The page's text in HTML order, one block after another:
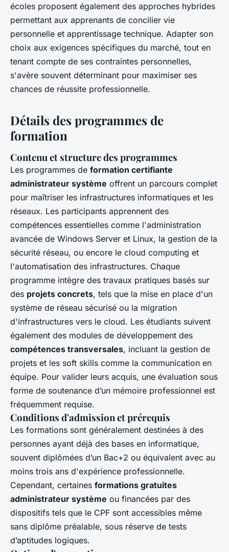
écoles proposent également des approches hybrides
permettant aux apprenants de concilier vie
personnelle et apprentissage technique. Adapter son
choix aux exigences spécifiques du marché, tout en
tenant compte de ses contraintes personnelles,
s'avère souvent déterminant pour maximiser ses
chances de réussite professionnelle.
Détails des programmes de
formation
Contenu et structure des programmes
Les programmes de formation certifiante
administrateur système offrent un parcours complet
pour maîtriser les infrastructures informatiques et les
réseaux. Les participants apprennent des
compétences essentielles comme l'administration
avancée de Windows Server et Linux, la gestion de la
sécurité réseau, ou encore le cloud computing et
l'automatisation des infrastructures. Chaque
programme intègre des travaux pratiques basés sur
des projets concrets, tels que la mise en place d'un
système de réseau sécurisé ou la migration
d'infrastructures vers le cloud. Les étudiants suivent
également des modules de développement des
compétences transversales, incluant la gestion de
projets et les soft skills comme la communication en
équipe. Pour valider leurs acquis, une évaluation sous
forme de soutenance d’un mémoire professionnel est
fréquemment requise.
Conditions d'admission et prérequis
Les formations sont généralement destinées à des
personnes ayant déjà des bases en informatique,
souvent diplômées d’un Bac+2 ou équivalent avec au
moins trois ans d'expérience professionnelle.
Cependant, certaines formations gratuites
administrateur système ou financées par des
dispositifs tels que le CPF sont accessibles même
sans diplôme préalable, sous réserve de tests
d’aptitudes logiques.